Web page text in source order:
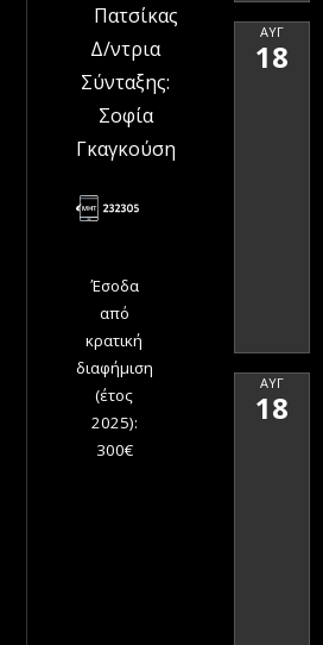
Πατσίκας
Δ/ντρια
Σύνταξης:
Σοφία
Γκαγκούση
Έσοδα
από
κρατική
διαφήμιση
(έτος
2025):
300€
ΑΥΓ
18
ΑΥΓ
18